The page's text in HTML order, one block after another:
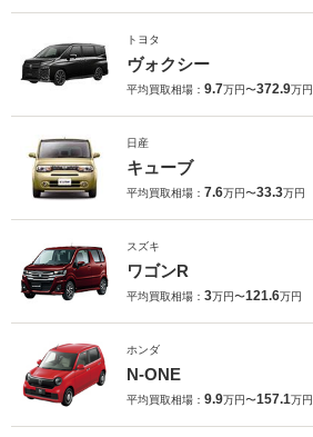
トヨタ
ヴォクシー
平均買取相場： 9.7万円〜372.9万円
日産
キューブ
平均買取相場： 7.6万円〜33.3万円
スズキ
ワゴンR
平均買取相場： 3万円〜121.6万円
ホンダ
N-ONE
平均買取相場： 9.9万円〜157.1万円